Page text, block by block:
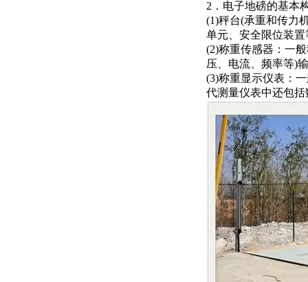
2．电子地磅的基本
(1)秤台(承重和传力
单元、安全限位装
(2)称重传感器： 一
压、电流、频率等)
(3)称重显示仪表：
代测量仪表中还包